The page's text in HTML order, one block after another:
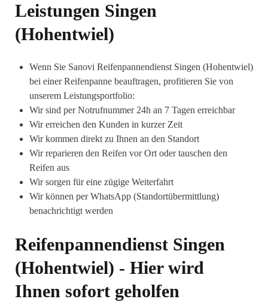
Leistungen Singen
(Hohentwiel)
Wenn Sie Sanovi Reifenpannendienst Singen (Hohentwiel)
bei einer Reifenpanne beauftragen, profitieren Sie von
unserem Leistungsportfolio:
Wir sind per Notrufnummer 24h an 7 Tagen erreichbar
Wir erreichen den Kunden in kurzer Zeit
Wir kommen direkt zu Ihnen an den Standort
Wir reparieren den Reifen vor Ort oder tauschen den
Reifen aus
Wir sorgen für eine zügige Weiterfahrt
Wir können per WhatsApp (Standortübermittlung)
benachrichtigt werden
Reifenpannendienst Singen
(Hohentwiel) - Hier wird
Ihnen sofort geholfen